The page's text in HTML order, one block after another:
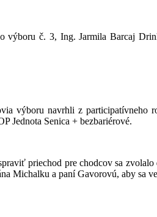
výboru č. 3, Ing. Jarmila Barcaj
výboru navrhli z
Jednota Senica + bezbariérové.
priechod pre chodcov sa
a paní Gavorovú, aby sa